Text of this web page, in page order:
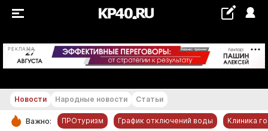
РЕКЛАМА +16...+17 °С
Новости Народные новости Статьи
Важно: ПРОтуризм График отключений воды Клиника